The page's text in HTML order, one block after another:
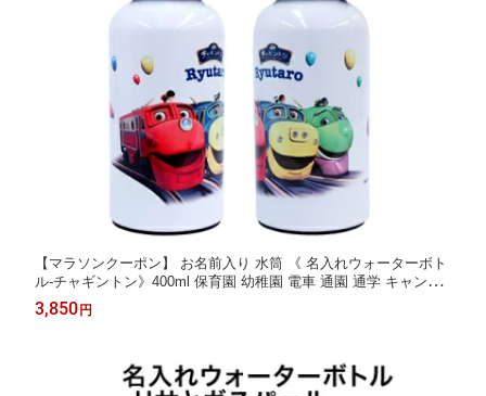
【マラソンクーポン】 お名前入り 水筒 《 名入れウォーターボト
ル-チャギントン》400ml 保育園 幼稚園 電車 通園 通学 キャンプ
女の子 男の子 キャラクター 洗いやすい アウトドア かっこいい
かわいい 乗り物 ディアカーズ
3,850 円